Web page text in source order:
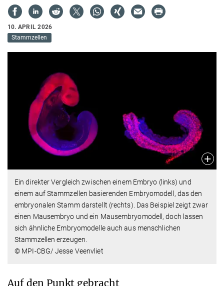
10. APRIL 2026
Stammzellen
Ein direkter Vergleich zwischen einem Embryo (links) und
einem auf Stammzellen basierenden Embryomodell, das den
embryonalen Stamm darstellt (rechts). Das Beispiel zeigt zwar
einen Mausembryo und ein Mausembryomodell, doch lassen
sich ähnliche Embryomodelle auch aus menschlichen
Stammzellen erzeugen.
© MPI-CBG/ Jesse Veenvliet
Auf den Punkt gebracht